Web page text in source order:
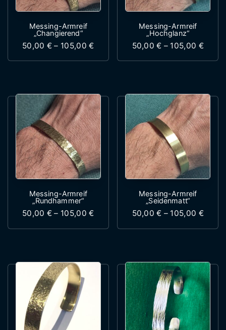
Messing-Armreif
„Changierend“
50,00€ – 105,00€ Preisspanne: 50,00 € bis 105,00 €
Dieses Produkt weist mehrere
Messing-Armreif
„Hochglanz“
50,00€ – 105,00 €
Dieses
Messing-Armreif
„Rundhammer“
50,00€ – 105,00€ Preisspanne: 50,00 € bis 105,00 €
Dieses Produkt weist mehrere
Messing-Armreif
„Seidenmatt“
50,00€ – 105,00 €
Dieses